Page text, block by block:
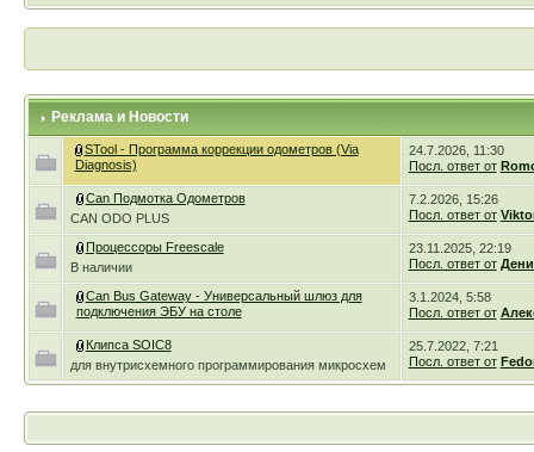
Реклама и Новости
STool - Программа коррекции одометров (Via
Diagnosis)
24.7.2026, 11:30
Посл. ответ от
Can Подмотка Одометров
CAN ODO PLUS
7.2.2026, 15:26
Посл. ответ от
Процессоры Freescale
В наличии
23.11.2025, 22:19
Посл. ответ от
Can Bus Gateway - Универсальный шлюз для
подключения ЭБУ на столе
3.1.2024, 5:58
Посл. ответ от
Клипса SOIC8
для внутрисхемного программирования микросхем
25.7.2022, 7:21
Посл. ответ от